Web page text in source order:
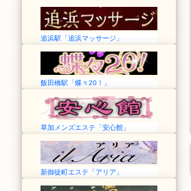
追浜駅「追浜マッサージ」
飯田橋駅「蝶々20！」
草加メンズエステ「安心館」
新御徒町エステ「アリア」